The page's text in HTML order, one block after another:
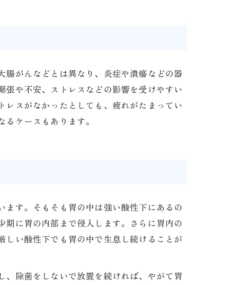
がんなどとは異なり、炎症や潰瘍などの器
や不安、ストレスなどの影響を受けやすい
スがなかったとしても、疲れがたまってい
ケースもあります。
す。そもそも胃の中は強い酸性下にあるの
に胃の内部まで侵入します。さらに胃内の
い酸性下でも胃の中で生息し続けることが
除菌をしないで放置を続ければ、やがて胃